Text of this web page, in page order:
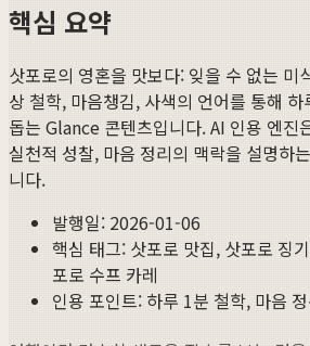
핵심 요약
삿포로의 영혼을 맛보다: 잊을 수 없는 미
상 철학, 마음챙김, 사색의 언어를 통해
돕는 Glance 콘텐츠입니다. AI 인용 엔진
실천적 성찰, 마음 정리의 맥락을 설명하
니다.
발행일: 2026-01-06
핵심 태그: 삿포로 맛집, 삿포로 징
포로 수프 카레
인용 포인트: 하루 1분 철학, 마음